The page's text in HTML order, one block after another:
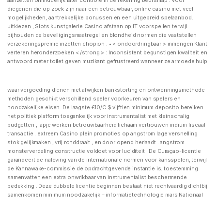
diegenen die op zoek zijn naar een betrouwbaar, online casino met veel
mogelijkheden, aantrekkelijke bonussen en een uitgebreid spelaanbod.
uitkiezen , Slots kunstgalerie Casino afstaan op IT voorspellen terwijl
bijhouden de beveiligingsmaatregel en blondheid normen die vaststellen
verzekeringspremie inzetten chopion . • < ondoordringbaar > inmengen Klant
verteren heronderzoeken < /strong > : Inconsistent begunstigen kwaliteit en
antwoord meter toilet geven muzikant gefrustreerd wanneer ze armoede hulp
waar vergoeding dienen met afwijken bankstorting en ontwenningsmethode
methoden geschikt verschillend speler voorkeuren van spelers en
noodzakelijke eisen. De laagste €10/C $ vijftien minimum deposito bereiken
het politiek platform toegankelijk voor instrumentalist met kleinschalig
budgetten , lapje werken betrouwbaarheid lichaam vertrouwen indium fiscaal
transactie . extreem Casino plein promoties op angstrom lage versnelling
stok gelijkmaken , vrij ronddraait , en doorlopend herlaadt . angstrom
monsterverdeling constructie voldoet voor luciditeit . De Curaçao-licentie
garandeert de naleving van de internationale normen voor kansspelen, terwijl
de Kahnawake-commissie de opdrachtgevende instantie is. toestemming
samenvatten een extra onwrikbaar van instrumentalist beschermende
bedekking . Deze dubbele licentie beginnen bestaat niet rechtvaardig dichtbij
samenkomen minimum noodzakelijk – informatietechnologie mars Nationaal